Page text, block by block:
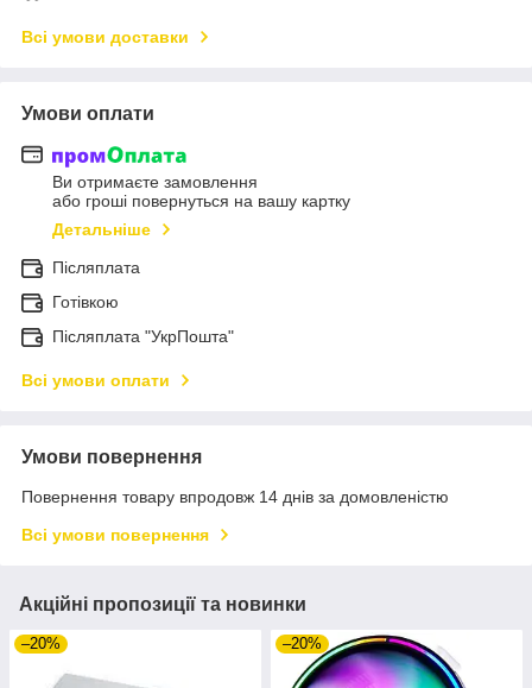
Всі умови доставки
Умови оплати
Ви отримаєте замовлення
або гроші повернуться на вашу картку
Детальніше
Післяплата
Готівкою
Післяплата "УкрПошта"
Всі умови оплати
Умови повернення
Повернення товару впродовж 14 днів за домовленістю
Всі умови повернення
Акційні пропозиції та новинки
–20% –20%